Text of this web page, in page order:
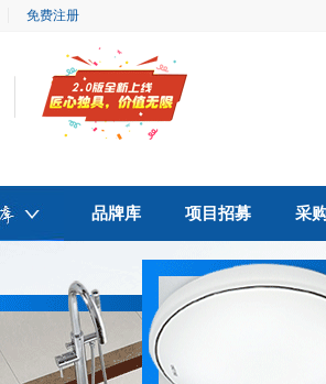
免费注册
品牌库 项目招募 采